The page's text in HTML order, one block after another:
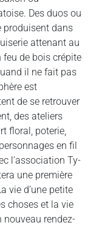
Des duos ou
produisent dans
attenant au
de bois crépite
il ne fait pas
est
de se retrouver
des ateliers
floral, poterie,
en fil
l’association Ty-
une première
vie d’une petite
choses et la vie
nouveau rendez-